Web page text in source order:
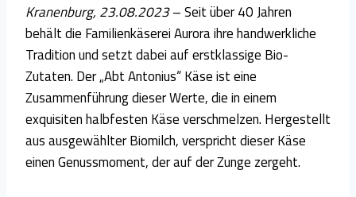
Kranenburg, 23.08.2023– Seit über 40 Jahren
behält die Familienkäserei Aurora ihre handwerkliche
Tradition und setzt dabei auf erstklassige Bio-
Zutaten. Der „Abt Antonius“ Käse ist eine
Zusammenführung dieser Werte, die in einem
exquisiten halbfesten Käse verschmelzen. Hergestellt
aus ausgewählter Biomilch, verspricht dieser Käse
einen Genussmoment, der auf der Zunge zergeht.